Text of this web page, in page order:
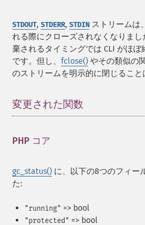
STDOUT, STDERR, STDIN ストリームは
れる際にクローズされなくなりま
棄されるタイミングでは CLI がほぼ
です。但し、 fclose() やその類似の
のストリームを明示的に閉じること
変更された関数
PHP コア
gc_status() に、以下の8つのフィー
た:
"running" => bool
"protected" => bool